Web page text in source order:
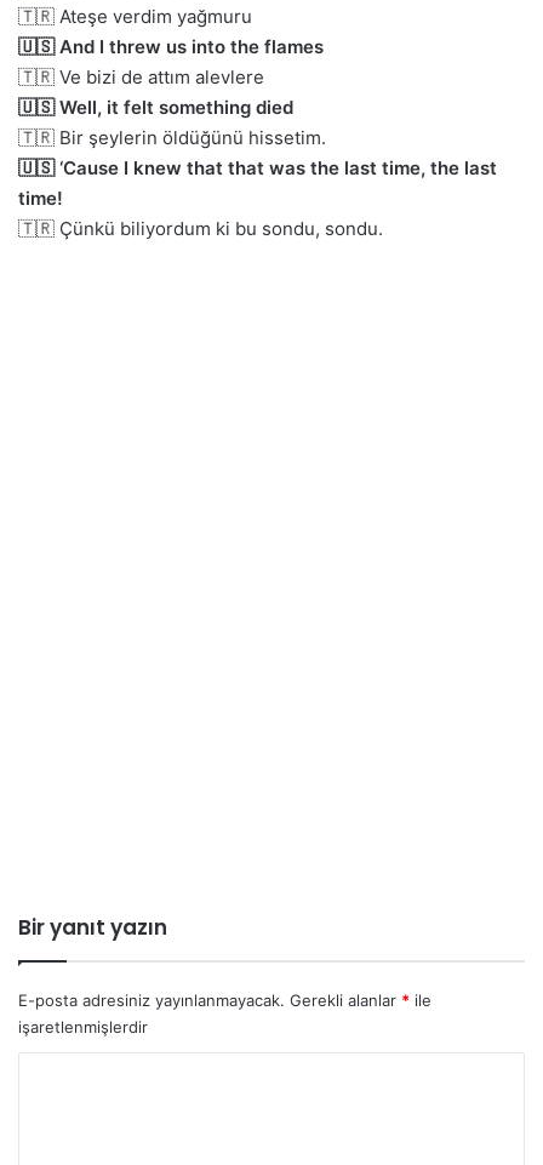
🇹🇷 Ateşe verdim yağmuru
🇺🇸 And I threw us into the flames
🇹🇷 Ve bizi de attım alevlere
🇺🇸 Well, it felt something died
🇹🇷 Bir şeylerin öldüğünü hissetim.
🇺🇸 ‘Cause I knew that that was the last time, the last
time!
🇹🇷 Çünkü biliyordum ki bu sondu, sondu.
Bir yanıt yazın
E-posta adresiniz yayınlanmayacak. Gerekli alanlar * ile
işaretlenmişlerdir